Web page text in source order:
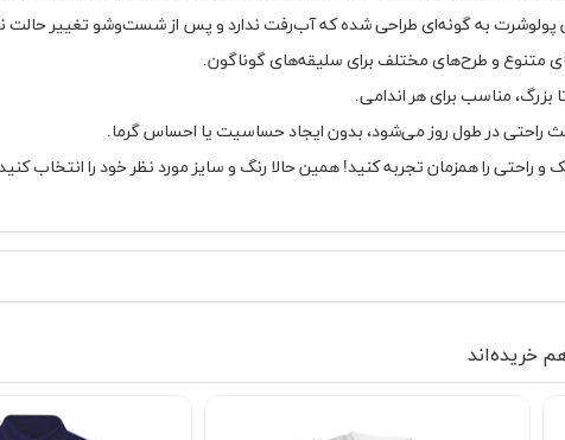
پولوشرت به گونه‌ای طراحی شده که آب‌رفت ندارد و پس از شست‌وشو تغییر حالت
متنوع و طرح‌های مختلف برای سلیقه‌های گوناگون.
بزرگ، مناسب برای هر اندامی.
راحتی در طول روز می‌شود، بدون ایجاد حساسیت یا احساس گرما.
و راحتی را همزمان تجربه کنید! همین حالا رنگ و سایز مورد نظر خود را انتخاب
خریده‌اند